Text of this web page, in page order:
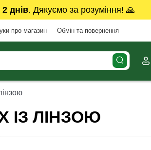
днів. Дякуємо за розуміння! 🙏
про магазин Обмін та повернення
ІЗ ЛІНЗОЮ